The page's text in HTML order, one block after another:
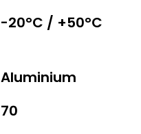
-20°C / +50°C
Aluminium
70